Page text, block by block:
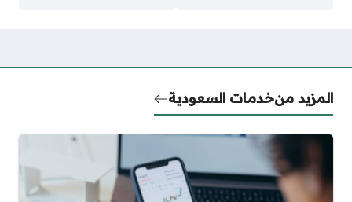
المزيد منخدمات السعودية